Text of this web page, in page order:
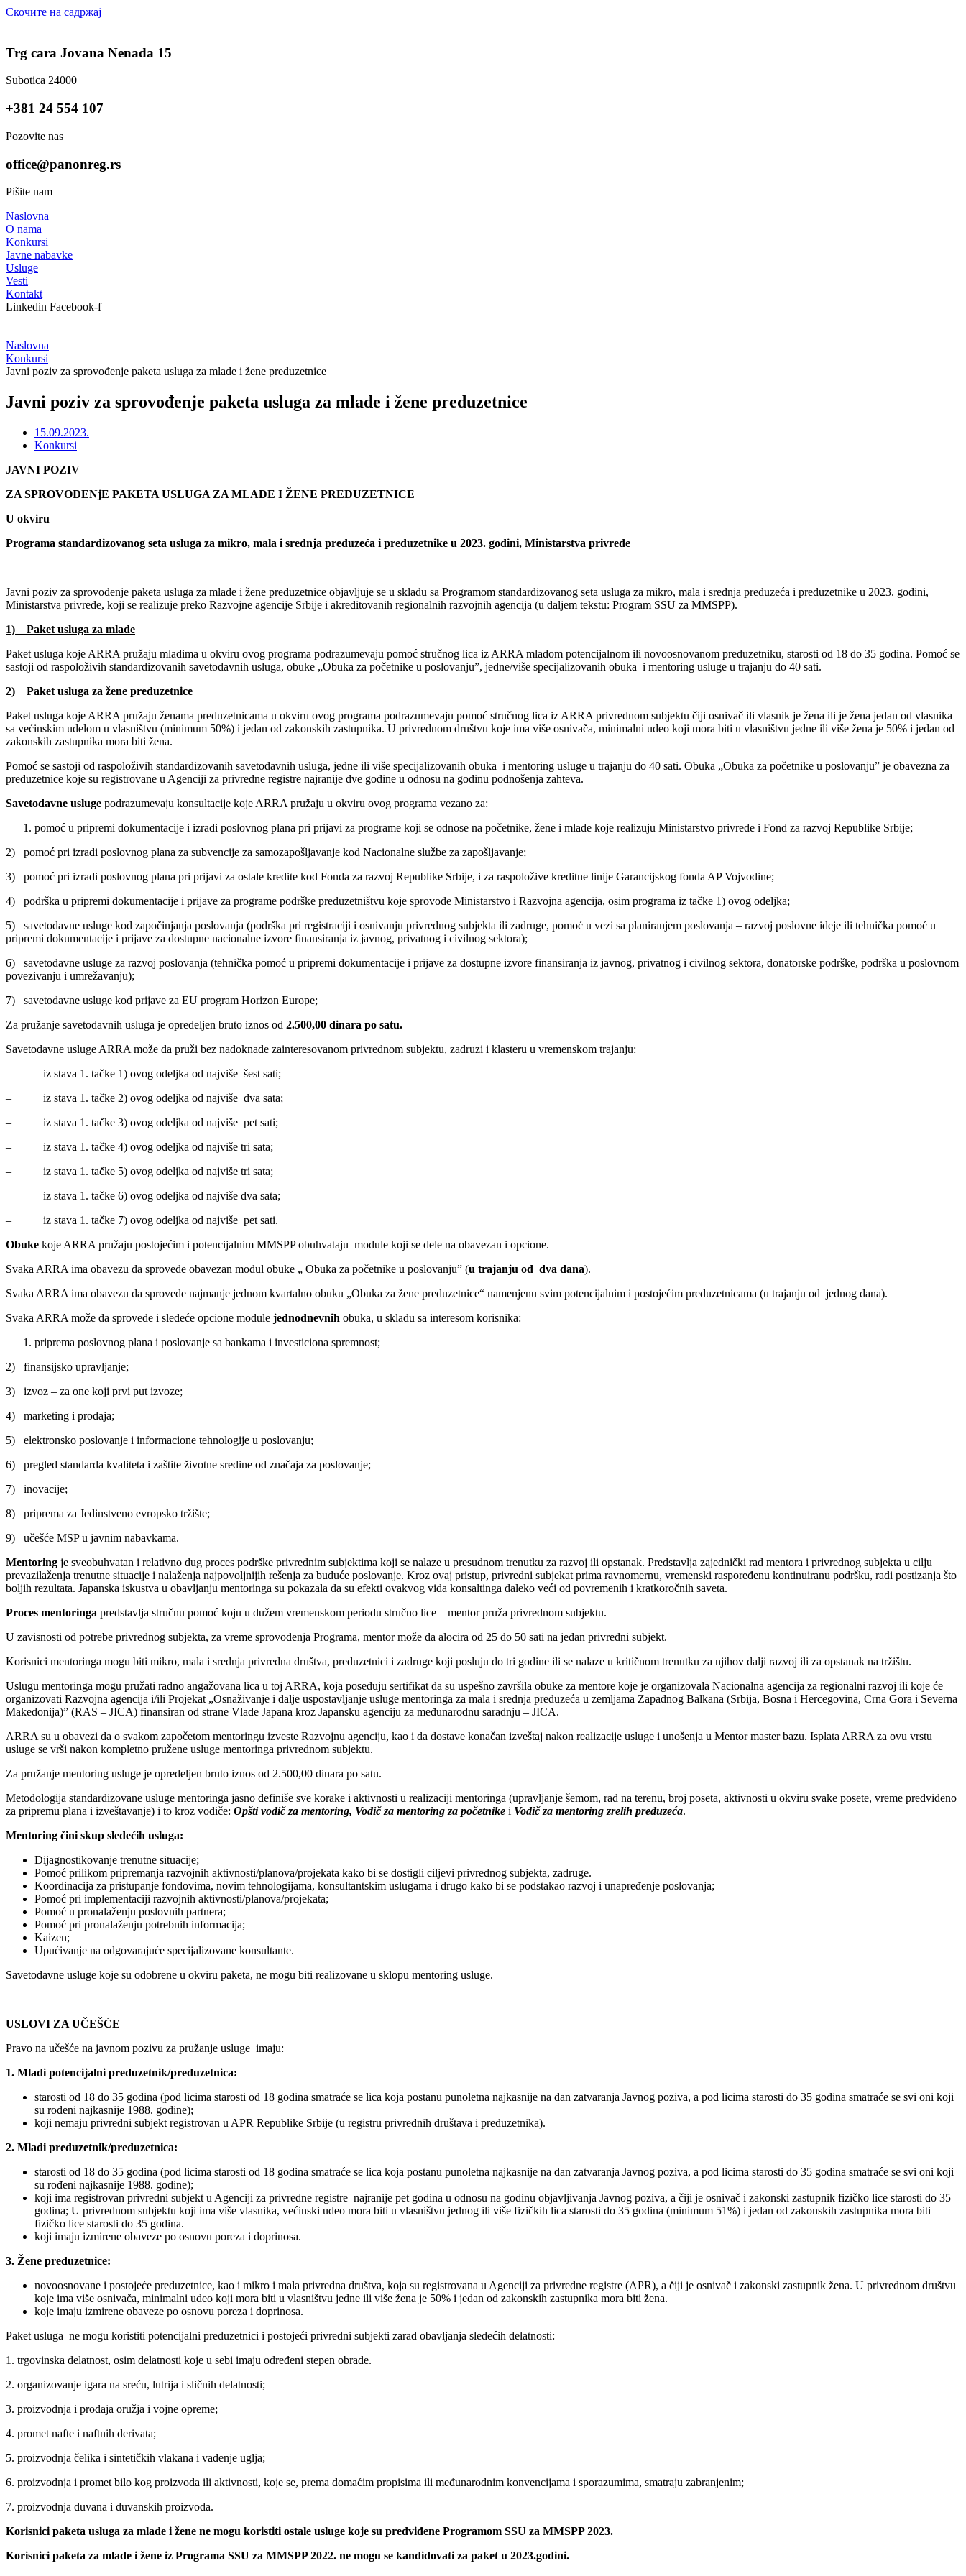
Скочите на садржај
Trg cara Jovana Nenada 15
Subotica 24000
+381 24 554 107
Pozovite nas
office@panonreg.rs
Pišite nam
Naslovna
O nama
Konkursi
Javne nabavke
Usluge
Vesti
Kontakt
Linkedin Facebook-f
Naslovna
Konkursi
Javni poziv za sprovođenje paketa usluga za mlade i žene preduzetnice
Javni poziv za sprovođenje paketa usluga za mlade i žene preduzetnice
15.09.2023.
Konkursi
JAVNI POZIV
ZA SPROVOĐENjE PAKETA USLUGA ZA MLADE I ŽENE PREDUZETNICE
U okviru
Programa standardizovanog seta usluga za mikro, mala i srednja preduzeća i preduzetnike u 2023. godini, Ministarstva privrede
Javni poziv za sprovođenje paketa usluga za mlade i žene preduzetnice objavljuje se u skladu sa Programom standardizovanog seta usluga za mikro, mala i srednja preduzeća i preduzetnike u 2023. godini,
Ministarstva privrede, koji se realizuje preko Razvojne agencije Srbije i akreditovanih regionalnih razvojnih agencija (u daljem tekstu: Program SSU za MMSPP).
1) Paket usluga za mlade
Paket usluga koje ARRA pružaju mladima u okviru ovog programa podrazumevaju pomoć stručnog lica iz ARRA mladom potencijalnom ili novoosnovanom preduzetniku, starosti od 18 do 35 godina. Pomoć se
sastoji od raspoloživih standardizovanih savetodavnih usluga, obuke „Obuka za početnike u poslovanju”, jedne/više specijalizovanih obuka i mentoring usluge u trajanju do 40 sati.
2) Paket usluga za žene preduzetnice
Paket usluga koje ARRA pružaju ženama preduzetnicama u okviru ovog programa podrazumevaju pomoć stručnog lica iz ARRA privrednom subjektu čiji osnivač ili vlasnik je žena ili je žena jedan od vlasnika
sa većinskim udelom u vlasništvu (minimum 50%) i jedan od zakonskih zastupnika. U privrednom društvu koje ima više osnivača, minimalni udeo koji mora biti u vlasništvu jedne ili više žena je 50% i jedan od
zakonskih zastupnika mora biti žena.
Pomoć se sastoji od raspoloživih standardizovanih savetodavnih usluga, jedne ili više specijalizovanih obuka i mentoring usluge u trajanju do 40 sati. Obuka „Obuka za početnike u poslovanju” je obavezna za
preduzetnice koje su registrovane u Agenciji za privredne registre najranije dve godine u odnosu na godinu podnošenja zahteva.
Savetodavne usluge podrazumevaju konsultacije koje ARRA pružaju u okviru ovog programa vezano za:
pomoć u pripremi dokumentacije i izradi poslovnog plana pri prijavi za programe koji se odnose na početnike, žene i mlade koje realizuju Ministarstvo privrede i Fond za razvoj Republike Srbije;
2) pomoć pri izradi poslovnog plana za subvencije za samozapošljavanje kod Nacionalne službe za zapošljavanje;
3) pomoć pri izradi poslovnog plana pri prijavi za ostale kredite kod Fonda za razvoj Republike Srbije, i za raspoložive kreditne linije Garancijskog fonda AP Vojvodine;
4) podrška u pripremi dokumentacije i prijave za programe podrške preduzetništvu koje sprovode Ministarstvo i Razvojna agencija, osim programa iz tačke 1) ovog odeljka;
5) savetodavne usluge kod započinjanja poslovanja (podrška pri registraciji i osnivanju privrednog subjekta ili zadruge, pomoć u vezi sa planiranjem poslovanja – razvoj poslovne ideje ili tehnička pomoć u
pripremi dokumentacije i prijave za dostupne nacionalne izvore finansiranja iz javnog, privatnog i civilnog sektora);
6) savetodavne usluge za razvoj poslovanja (tehnička pomoć u pripremi dokumentacije i prijave za dostupne izvore finansiranja iz javnog, privatnog i civilnog sektora, donatorske podrške, podrška u poslovnom
povezivanju i umrežavanju);
7) savetodavne usluge kod prijave za EU program Horizon Europe;
Za pružanje savetodavnih usluga je opredeljen bruto iznos od 2.500,00 dinara po satu.
Savetodavne usluge ARRA može da pruži bez nadoknade zainteresovanom privrednom subjektu, zadruzi i klasteru u vremenskom trajanju:
– iz stava 1. tačke 1) ovog odeljka od najviše šest sati;
– iz stava 1. tačke 2) ovog odeljka od najviše dva sata;
– iz stava 1. tačke 3) ovog odeljka od najviše pet sati;
– iz stava 1. tačke 4) ovog odeljka od najviše tri sata;
– iz stava 1. tačke 5) ovog odeljka od najviše tri sata;
– iz stava 1. tačke 6) ovog odeljka od najviše dva sata;
– iz stava 1. tačke 7) ovog odeljka od najviše pet sati.
Obuke koje ARRA pružaju postojećim i potencijalnim MMSPP obuhvataju module koji se dele na obavezan i opcione.
Svaka ARRA ima obavezu da sprovede obavezan modul obuke „ Obuka za početnike u poslovanjuˮ (u trajanju od dva dana).
Svaka ARRA ima obavezu da sprovede najmanje jednom kvartalno obuku „Obuka za žene preduzetnice“ namenjenu svim potencijalnim i postojećim preduzetnicama (u trajanju od jednog dana).
Svaka ARRA može da sprovede i sledeće opcione module jednodnevnih obuka, u skladu sa interesom korisnika:
priprema poslovnog plana i poslovanje sa bankama i investiciona spremnost;
2) finansijsko upravljanje;
3) izvoz – za one koji prvi put izvoze;
4) marketing i prodaja;
5) elektronsko poslovanje i informacione tehnologije u poslovanju;
6) pregled standarda kvaliteta i zaštite životne sredine od značaja za poslovanje;
7) inovacije;
8) priprema za Jedinstveno evropsko tržište;
9) učešće MSP u javnim nabavkama.
Mentoring je sveobuhvatan i relativno dug proces podrške privrednim subjektima koji se nalaze u presudnom trenutku za razvoj ili opstanak. Predstavlja zajednički rad mentora i privrednog subjekta u cilju
prevazilaženja trenutne situacije i nalaženja najpovoljnijih rešenja za buduće poslovanje. Kroz ovaj pristup, privredni subjekat prima ravnomernu, vremenski raspoređenu kontinuiranu podršku, radi postizanja što
boljih rezultata. Japanska iskustva u obavljanju mentoringa su pokazala da su efekti ovakvog vida konsaltinga daleko veći od povremenih i kratkoročnih saveta.
Proces mentoringa predstavlja stručnu pomoć koju u dužem vremenskom periodu stručno lice – mentor pruža privrednom subjektu.
U zavisnosti od potrebe privrednog subjekta, za vreme sprovođenja Programa, mentor može da alocira od 25 do 50 sati na jedan privredni subjekt.
Korisnici mentoringa mogu biti mikro, mala i srednja privredna društva, preduzetnici i zadruge koji posluju do tri godine ili se nalaze u kritičnom trenutku za njihov dalji razvoj ili za opstanak na tržištu.
Uslugu mentoringa mogu pružati radno angažovana lica u toj ARRA, koja poseduju sertifikat da su uspešno završila obuke za mentore koje je organizovala Nacionalna agencija za regionalni razvoj ili koje će
organizovati Razvojna agencija i/ili Projekat „Osnaživanje i dalje uspostavljanje usluge mentoringa za mala i srednja preduzeća u zemljama Zapadnog Balkana (Srbija, Bosna i Hercegovina, Crna Gora i Severna
Makedonija)” (RAS – JICA) finansiran od strane Vlade Japana kroz Japansku agenciju za međunarodnu saradnju – JICA.
ARRA su u obavezi da o svakom započetom mentoringu izveste Razvojnu agenciju, kao i da dostave konačan izveštaj nakon realizacije usluge i unošenja u Mentor master bazu. Isplata ARRA za ovu vrstu
usluge se vrši nakon kompletno pružene usluge mentoringa privrednom subjektu.
Za pružanje mentoring usluge je opredeljen bruto iznos od 2.500,00 dinara po satu.
Metodologija standardizovane usluge mentoringa jasno definiše sve korake i aktivnosti u realizaciji mentoringa (upravljanje šemom, rad na terenu, broj poseta, aktivnosti u okviru svake posete, vreme predviđeno
za pripremu plana i izveštavanje) i to kroz vodiče: Opšti vodič za mentoring, Vodič za mentoring za početnike i Vodič za mentoring zrelih preduzeća.
Mentoring čini skup sledećih usluga:
Dijagnostikovanje trenutne situacije;
Pomoć prilikom pripremanja razvojnih aktivnosti/planova/projekata kako bi se dostigli ciljevi privrednog subjekta, zadruge.
Koordinacija za pristupanje fondovima, novim tehnologijama, konsultantskim uslugama i drugo kako bi se podstakao razvoj i unapređenje poslovanja;
Pomoć pri implementaciji razvojnih aktivnosti/planova/projekata;
Pomoć u pronalaženju poslovnih partnera;
Pomoć pri pronalaženju potrebnih informacija;
Kaizen;
Upućivanje na odgovarajuće specijalizovane konsultante.
Savetodavne usluge koje su odobrene u okviru paketa, ne mogu biti realizovane u sklopu mentoring usluge.
USLOVI ZA UČEŠĆE
Pravo na učešće na javnom pozivu za pružanje usluge imaju:
1. Mladi potencijalni preduzetnik/preduzetnica:
starosti od 18 do 35 godina (pod licima starosti od 18 godina smatraće se lica koja postanu punoletna najkasnije na dan zatvaranja Javnog poziva, a pod licima starosti do 35 godina smatraće se svi oni koji
su rođeni najkasnije 1988. godine);
koji nemaju privredni subjekt registrovan u APR Republike Srbije (u registru privrednih društava i preduzetnika).
2. Mladi preduzetnik/preduzetnica:
starosti od 18 do 35 godina (pod licima starosti od 18 godina smatraće se lica koja postanu punoletna najkasnije na dan zatvaranja Javnog poziva, a pod licima starosti do 35 godina smatraće se svi oni koji
su rođeni najkasnije 1988. godine);
koji ima registrovan privredni subjekt u Agenciji za privredne registre najranije pet godina u odnosu na godinu objavljivanja Javnog poziva, a čiji je osnivač i zakonski zastupnik fizičko lice starosti do 35
godina; U privrednom subjektu koji ima više vlasnika, većinski udeo mora biti u vlasništvu jednog ili više fizičkih lica starosti do 35 godina (minimum 51%) i jedan od zakonskih zastupnika mora biti
fizičko lice starosti do 35 godina.
koji imaju izmirene obaveze po osnovu poreza i doprinosa.
3. Žene preduzetnice:
novoosnovane i postojeće preduzetnice, kao i mikro i mala privredna društva, koja su registrovana u Agenciji za privredne registre (APR), a čiji je osnivač i zakonski zastupnik žena. U privrednom društvu
koje ima više osnivača, minimalni udeo koji mora biti u vlasništvu jedne ili više žena je 50% i jedan od zakonskih zastupnika mora biti žena.
koje imaju izmirene obaveze po osnovu poreza i doprinosa.
Paket usluga ne mogu koristiti potencijalni preduzetnici i postojeći privredni subjekti zarad obavljanja sledećih delatnosti:
1. trgovinska delatnost, osim delatnosti koje u sebi imaju određeni stepen obrade.
2. organizovanje igara na sreću, lutrija i sličnih delatnosti;
3. proizvodnja i prodaja oružja i vojne opreme;
4. promet nafte i naftnih derivata;
5. proizvodnja čelika i sintetičkih vlakana i vađenje uglja;
6. proizvodnja i promet bilo kog proizvoda ili aktivnosti, koje se, prema domaćim propisima ili međunarodnim konvencijama i sporazumima, smatraju zabranjenim;
7. proizvodnja duvana i duvanskih proizvoda.
Korisnici paketa usluga za mlade i žene ne mogu koristiti ostale usluge koje su predviđene Programom SSU za MMSPP 2023.
Korisnici paketa za mlade i žene iz Programa SSU za MMSPP 2022. ne mogu se kandidovati za paket u 2023.godini.